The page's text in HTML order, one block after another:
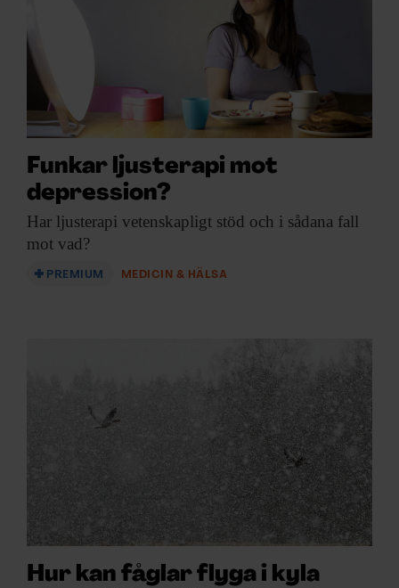
Funkar ljusterapi mot
depression?
Har ljusterapi vetenskapligt stöd och i sådana fall
mot vad?
PREMIUM MEDICIN & HÄLSA
Hur kan fåglar flyga i kyla